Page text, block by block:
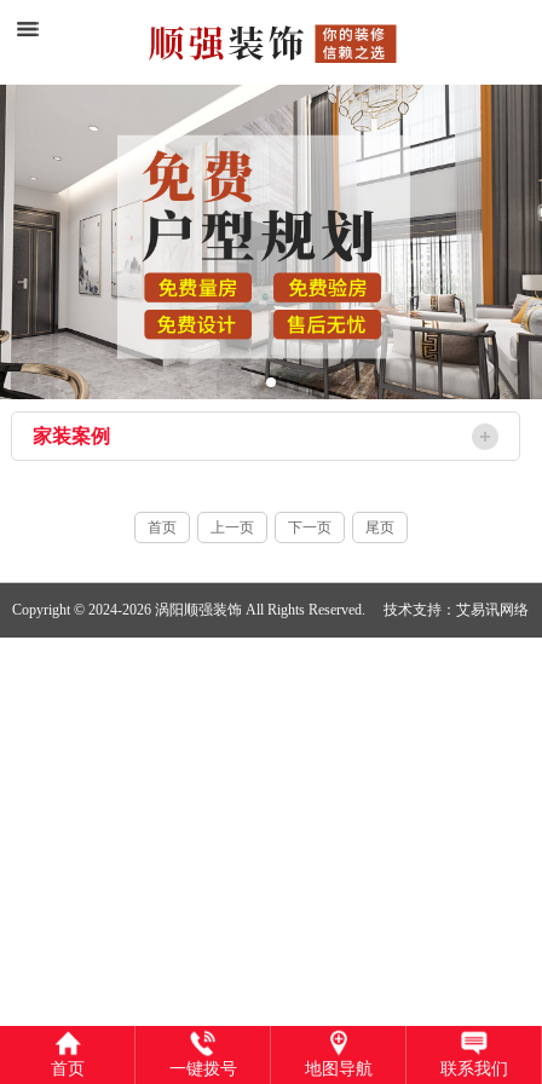
家装案例
首页 上一页 下一页 尾页
Copyright © 2024-2026 涡阳顺强装饰 All Rights Reserved. 技术支持：艾易讯网络
首页 一键拨号 地图导航 联系我们